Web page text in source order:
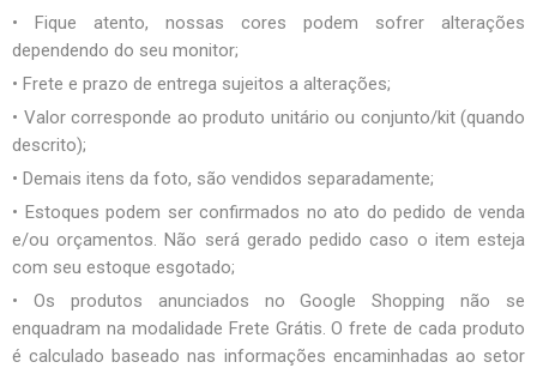
• Fique atento, nossas cores podem sofrer alterações
dependendo do seu monitor;
• Frete e prazo de entrega sujeitos a alterações;
• Valor corresponde ao produto unitário ou conjunto/kit (quando
descrito);
• Demais itens da foto, são vendidos separadamente;
• Estoques podem ser confirmados no ato do pedido de venda
e/ou orçamentos. Não será gerado pedido caso o item esteja
com seu estoque esgotado;
• Os produtos anunciados no Google Shopping não se
enquadram na modalidade Frete Grátis. O frete de cada produto
é calculado baseado nas informações encaminhadas ao setor